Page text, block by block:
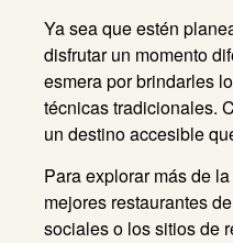
Ya sea que estén
disfrutar un momento
esmera por brindarles
técnicas tradicionales.
un destino accesible
Para explorar más de
mejores restaurantes
sociales o los sitios de